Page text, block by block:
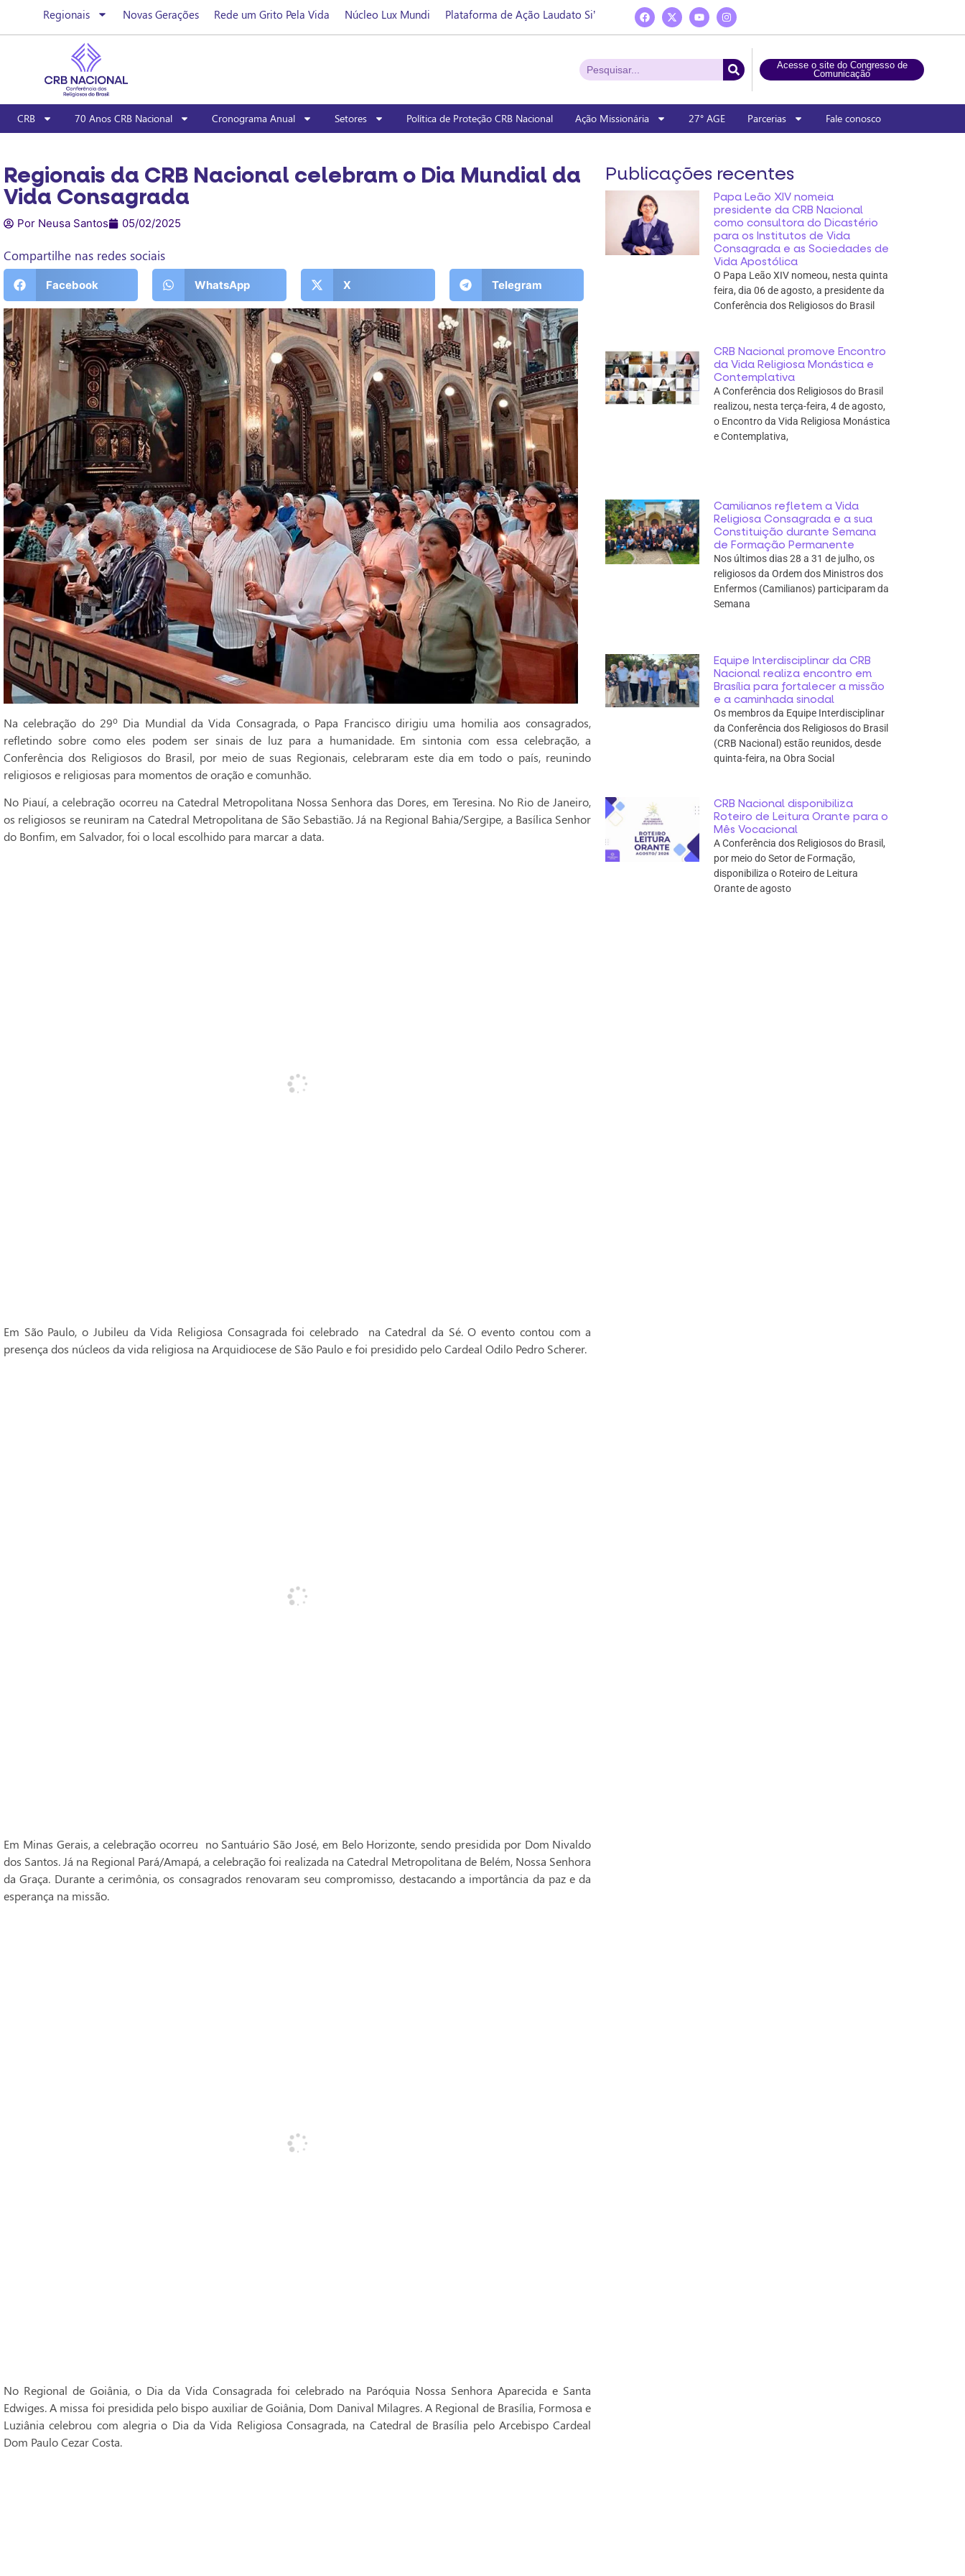
Regionais Novas Gerações Rede um Grito Pela Vida Núcleo Lux Mundi Plataforma de Ação Laudato Si’
Acesse o site do Congresso de
Comunicação
CRB 70 Anos CRB Nacional Cronograma Anual Setores Política de Proteção CRB Nacional Ação Missionária 27° AGE Parcerias Fale conosco
Regionais da CRB Nacional celebram o Dia Mundial da
Vida Consagrada
Por Neusa Santos 05/02/2025
Compartilhe nas redes sociais
Facebook WhatsApp X Telegram
Na celebração do 29º Dia Mundial da Vida Consagrada, o Papa Francisco dirigiu uma homilia aos consagrados,
refletindo sobre como eles podem ser sinais de luz para a humanidade. Em sintonia com essa celebração, a
Conferência dos Religiosos do Brasil, por meio de suas Regionais, celebraram este dia em todo o país, reunindo
religiosos e religiosas para momentos de oração e comunhão.
No Piauí, a celebração ocorreu na Catedral Metropolitana Nossa Senhora das Dores, em Teresina. No Rio de Janeiro,
os religiosos se reuniram na Catedral Metropolitana de São Sebastião. Já na Regional Bahia/Sergipe, a Basílica Senhor
do Bonfim, em Salvador, foi o local escolhido para marcar a data.
Em São Paulo, o Jubileu da Vida Religiosa Consagrada foi celebrado na Catedral da Sé. O evento contou com a
presença dos núcleos da vida religiosa na Arquidiocese de São Paulo e foi presidido pelo Cardeal Odilo Pedro Scherer.
Em Minas Gerais, a celebração ocorreu no Santuário São José, em Belo Horizonte, sendo presidida por Dom Nivaldo
dos Santos. Já na Regional Pará/Amapá, a celebração foi realizada na Catedral Metropolitana de Belém, Nossa Senhora
da Graça. Durante a cerimônia, os consagrados renovaram seu compromisso, destacando a importância da paz e da
esperança na missão.
No Regional de Goiânia, o Dia da Vida Consagrada foi celebrado na Paróquia Nossa Senhora Aparecida e Santa
Edwiges. A missa foi presidida pelo bispo auxiliar de Goiânia, Dom Danival Milagres. A Regional de Brasília, Formosa e
Luziânia celebrou com alegria o Dia da Vida Religiosa Consagrada, na Catedral de Brasília pelo Arcebispo Cardeal
Dom Paulo Cezar Costa.
Publicações recentes
Papa Leão XIV nomeia
presidente da CRB Nacional
como consultora do Dicastério
para os Institutos de Vida
Consagrada e as Sociedades de
Vida Apostólica
O Papa Leão XIV nomeou, nesta quinta
feira, dia 06 de agosto, a presidente da
Conferência dos Religiosos do Brasil
CRB Nacional promove Encontro
da Vida Religiosa Monástica e
Contemplativa
A Conferência dos Religiosos do Brasil
realizou, nesta terça-feira, 4 de agosto,
o Encontro da Vida Religiosa Monástica
e Contemplativa,
Camilianos refletem a Vida
Religiosa Consagrada e a sua
Constituição durante Semana
de Formação Permanente
Nos últimos dias 28 a 31 de julho, os
religiosos da Ordem dos Ministros dos
Enfermos (Camilianos) participaram da
Semana
Equipe Interdisciplinar da CRB
Nacional realiza encontro em
Brasília para fortalecer a missão
e a caminhada sinodal
Os membros da Equipe Interdisciplinar
da Conferência dos Religiosos do Brasil
(CRB Nacional) estão reunidos, desde
quinta-feira, na Obra Social
CRB Nacional disponibiliza
Roteiro de Leitura Orante para o
Mês Vocacional
A Conferência dos Religiosos do Brasil,
por meio do Setor de Formação,
disponibiliza o Roteiro de Leitura
Orante de agosto